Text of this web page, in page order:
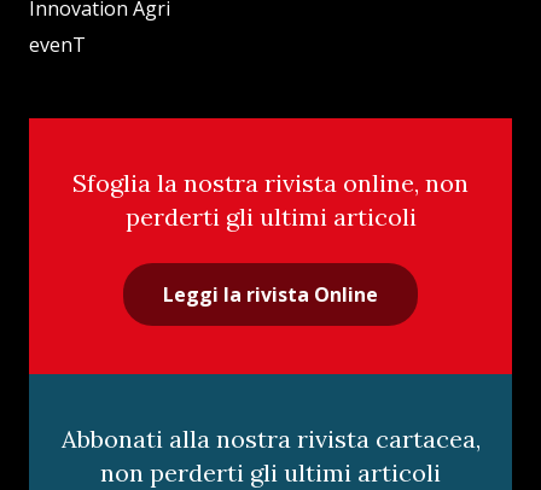
Innovation Agri
evenT
Sfoglia la nostra rivista online, non
perderti gli ultimi articoli
Leggi la rivista Online
Abbonati alla nostra rivista cartacea,
non perderti gli ultimi articoli